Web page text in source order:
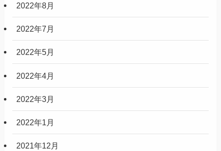
2022年8月
2022年7月
2022年5月
2022年4月
2022年3月
2022年1月
2021年12月